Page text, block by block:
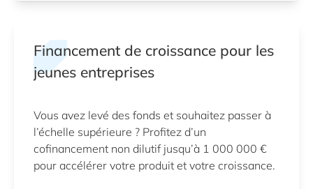
Financement de croissance pour les
jeunes entreprises
Vous avez levé des fonds et souhaitez passer à
l’échelle supérieure ? Profitez d’un
cofinancement non dilutif jusqu’à 1 000 000 €
pour accélérer votre produit et votre croissance.